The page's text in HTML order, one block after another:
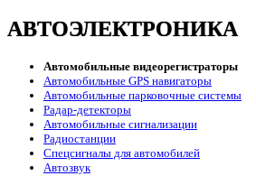
АВТОЭЛЕКТРОНИКА
Автомобильные видеорегистраторы
Автомобильные GPS навигаторы
Автомобильные парковочные системы
Радар-детекторы
Автомобильные сигнализации
Радиостанции
Спецсигналы для автомобилей
Автозвук